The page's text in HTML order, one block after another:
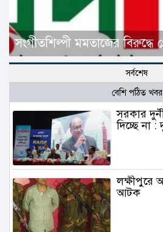
সংগীতশিল্পী মমতাজের বিরুদ্ধে
সর্বশেষ
বেশি পঠিত খবর
সরকার
দিচ্ছে না
লক্ষীপুরে
আটক